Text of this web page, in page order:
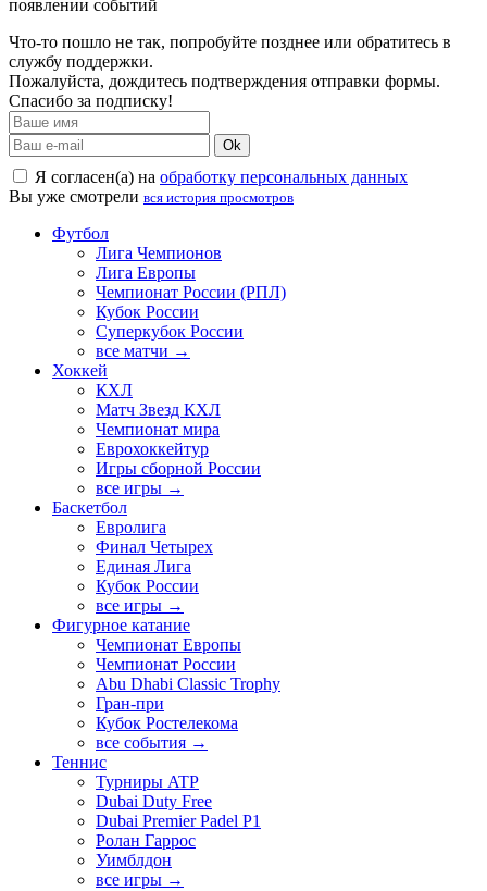
появлении событий
Что-то пошло не так, попробуйте позднее или обратитесь в
службу поддержки.
Пожалуйста, дождитесь подтверждения отправки формы.
Спасибо за подписку!
Ok
Я согласен(а) на обработку персональных данных
Вы уже смотрели вся история просмотров
Футбол
Лига Чемпионов
Лига Европы
Чемпионат России (РПЛ)
Кубок России
Суперкубок России
все матчи →
Хоккей
КХЛ
Матч Звезд КХЛ
Чемпионат мира
Еврохоккейтур
Игры сборной России
все игры →
Баскетбол
Евролига
Финал Четырех
Единая Лига
Кубок России
все игры →
Фигурное катание
Чемпионат Европы
Чемпионат России
Abu Dhabi Classic Trophy
Гран-при
Кубок Ростелекома
все события →
Теннис
Турниры ATP
Dubai Duty Free
Dubai Premier Padel P1
Ролан Гаррос
Уимблдон
все игры →